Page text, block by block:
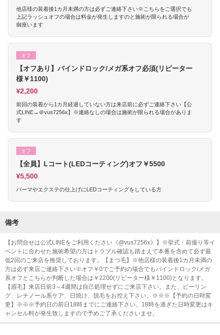
他店様の装着後1カ月未満の方は必ずご連絡下さい※こちらをご選択でも
上記ラッシュオフの場合は料金が発生しますのと施術が限られる場合が
御座います
オフ
【オフあり】バインドロック/メガ系オフ必須(リピーター
様￥1100)
¥2,200
前回の装着から1カ月経過していない方は来店前に必ずご連絡下さい【公
式LINE→＠vus7256x】※連絡なしの場合は施術が限られる場合がありま
す
オフ
【全員】Lコート(LEDコーティング)オフ￥5500
¥5,500
パーマやエクステの仕上げにLEDコーティングをしている方
備考
【お問合せは公式LINEをご利用ください《@vus7256x》】※挙式・前撮り等イ
ベントに合わせた施術希望の方はトラブル確認も踏まえて本番を含めて必ず最
低2回のご来店を推奨しております。【まつ毛】※他店様の装着後1カ月未満の
方は必ず来店ご連絡下さい※オフ￥0でご予約の場合でもバインドロック/メガ
系オフとこちらが判断した場合は￥2200(リピーター様￥1100)となります。
【眉毛】来店日前3～4週間は自己処理せずにご来店下さい。また、ピーリン
グ、レチノール系ケア、日焼け、脱毛をお控え下さい。※※※【予約の日時変
更】※※※予約日の前日18時までにご連絡下さい。18時を過ぎた日時変更はキ
ャンセル料が発生致しますので予めご了承くださいませ。